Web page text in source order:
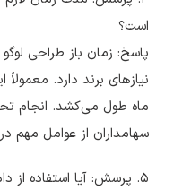
است؟
پاسخ: زمان باز طراحی
نیازهای برند دارد.
ماه طول می‌کشد. انجام
سهامداران از عوامل مهم
۵. پرسش: آیا استفاده از